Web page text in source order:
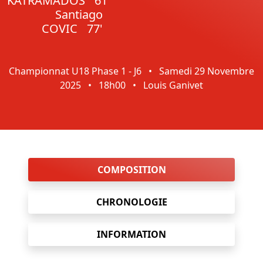
Santiago
COVIC
77'
Championnat U18 Phase 1 - J6 • Samedi 29 Novembre
2025 • 18h00 • Louis Ganivet
COMPOSITION
CHRONOLOGIE
INFORMATION